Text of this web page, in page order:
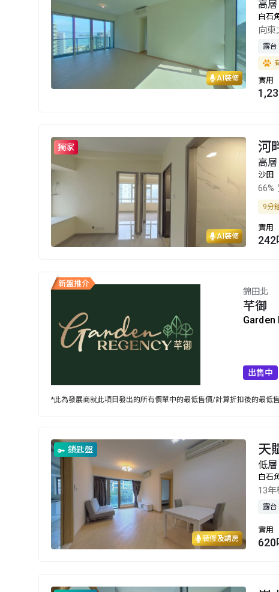
AI裝修
高
白石
向東
露台
實用
AI裝修
獨家 河
高
沙田
66%
9分
實用
242
錦田北
芊御
Garden
出售中
*此為發展商就此項目發出的所有價單中的最低售價/計算折扣後的最低
裝修及講房
鎖匙盤 天
低
白石
13
露台
實用
620